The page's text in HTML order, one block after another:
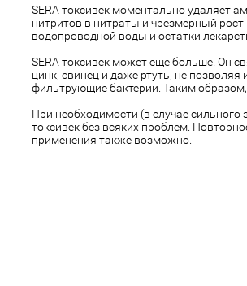
SERA токсивек моментально удаляет
нитритов в нитраты и чрезмерный
водопроводной воды и остатки
SERA токсивек может еще больше! Он
цинк, свинец и даже ртуть, не
фильтрующие бактерии. Таким
При необходимости (в случае
токсивек без всяких проблем.
применения также возможно.